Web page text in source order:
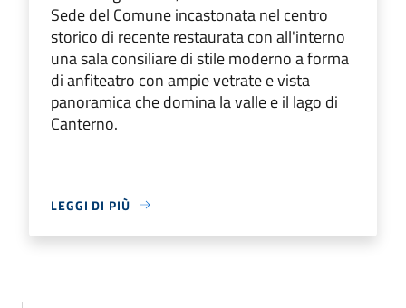
Sede del Comune incastonata nel centro
storico di recente restaurata con all'interno
una sala consiliare di stile moderno a forma
di anfiteatro con ampie vetrate e vista
panoramica che domina la valle e il lago di
Canterno.
LEGGI DI PIÙ